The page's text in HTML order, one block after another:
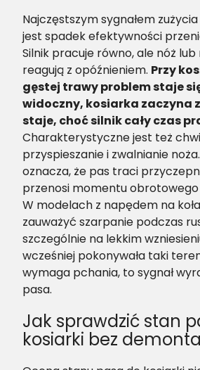
Najczęstszym sygnałem zużycia
jest spadek efektywności
Silnik pracuje równo, ale nóż
reagują z opóźnieniem. Przy
gęstej trawy problem staje
widoczny, kosiarka zaczyna
staje, choć silnik cały czas
Charakterystyczne jest też
przyspieszanie i zwalnianie
oznacza, że pas traci
przenosi momentu obrotowego
W modelach z napędem na
zauważyć szarpanie podczas
szczególnie na lekkim
wcześniej pokonywała taki
wymaga pchania, to sygnał
pasa.
Jak sprawdzić stan
kosiarki bez